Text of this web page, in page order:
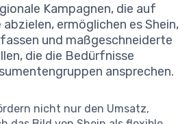
Kampagnen, die auf
ermöglichen es Shein,
und maßgeschneiderte
die die Bedürfnisse
ansprechen.
nicht nur den Umsatz,